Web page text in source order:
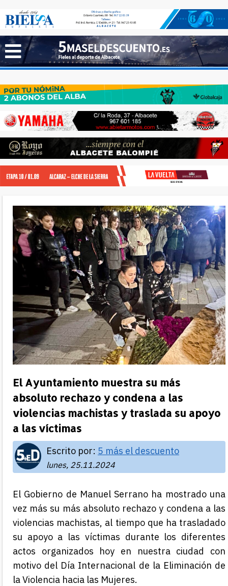
El Ayuntamiento muestra su más
absoluto rechazo y condena a las
violencias machistas y traslada su apoyo
a las víctimas
Escrito por: 5 más el descuento
lunes, 25.11.2024
El Gobierno de Manuel Serrano ha mostrado una
vez más su más absoluto rechazo y condena a las
violencias machistas, al tiempo que ha trasladado
su apoyo a las víctimas durante los diferentes
actos organizados hoy en nuestra ciudad con
motivo del Día Internacional de la Eliminación de
la Violencia hacia las Mujeres.